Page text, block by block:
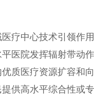
中心技术引领作
医院发挥辐射带动
质医疗资源扩容和
供高水平综合性或